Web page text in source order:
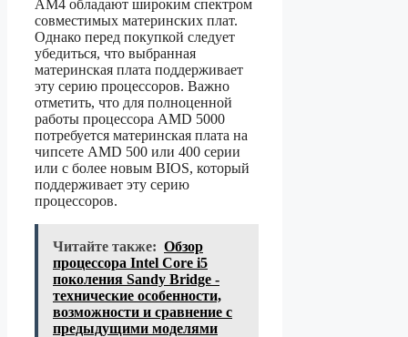
AM4 обладают широким спектром
совместимых материнских плат.
Однако перед покупкой следует
убедиться, что выбранная
материнская плата поддерживает
эту серию процессоров. Важно
отметить, что для полноценной
работы процессора AMD 5000
потребуется материнская плата на
чипсете AMD 500 или 400 серии
или с более новым BIOS, который
поддерживает эту серию
процессоров.
Читайте также: Обзор
процессора Intel Core i5
поколения Sandy Bridge -
технические особенности,
возможности и сравнение с
предыдущими моделями